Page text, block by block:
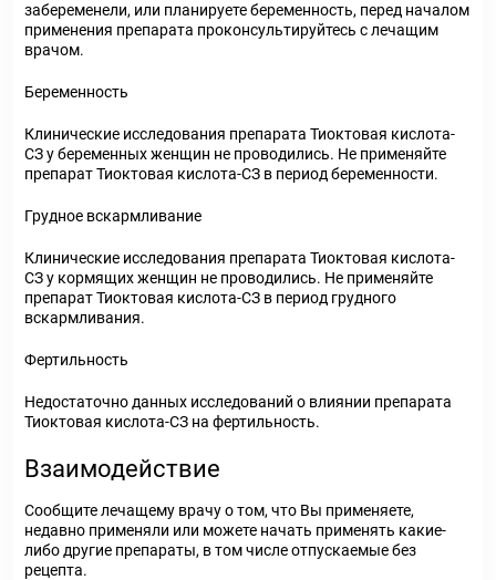
забеременели, или планируете беременность, перед началом
применения препарата проконсультируйтесь с лечащим
врачом.
Беременность
Клинические исследования препарата Тиоктовая кислота-
СЗ у беременных женщин не проводились. Не применяйте
препарат Тиоктовая кислота-СЗ в период беременности.
Грудное вскармливание
Клинические исследования препарата Тиоктовая кислота-
СЗ у кормящих женщин не проводились. Не применяйте
препарат Тиоктовая кислота-СЗ в период грудного
вскармливания.
Фертильность
Недостаточно данных исследований о влиянии препарата
Тиоктовая кислота-СЗ на фертильность.
Взаимодействие
Сообщите лечащему врачу о том, что Вы применяете,
недавно применяли или можете начать применять какие-
либо другие препараты, в том числе отпускаемые без
рецепта.